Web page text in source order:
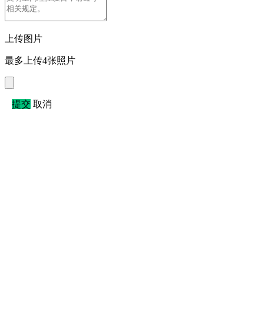
上传图片
最多上传4张照片
提交 取消